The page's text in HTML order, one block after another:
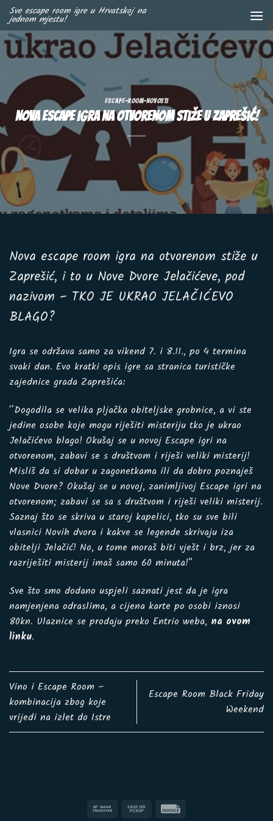
Skip
to
content
Sve escape room igre u Hrvatskoj na
jednom mjestu!
ESCAPE-ROOM-NOVOSTI
Nova Escape igra na otvorenom stiže u Zaprešić!
Nova escape room igra na otvorenom stiže u
Zaprešić, i to u Nove Dvore Jelačićeve, pod
nazivom – TKO JE UKRAO JELAČIĆEVO
BLAGO?
Igra se održava samo za vikend 7. i 8.11., po 4 termina
svaki dan. Evo kratki opis igre sa stranica turističke
zajednice grada Zaprešića:
“Dogodila se velika pljačka obiteljske grobnice, a vi ste
jedine osobe koje mogu riješiti misteriju tko je ukrao
Jelačićevo blago! Okušaj se u novoj Escape igri na
otvorenom, zabavi se s društvom i riješi veliki misterij!
Misliš da si dobar u zagonetkama ili da dobro poznaješ
Nove Dvore? Okušaj se u novoj, zanimljivoj Escape igri na
otvorenom; zabavi se sa s društvom i riješi veliki misterij.
Saznaj što se skriva u staroj kapelici, tko su sve bili
vlasnici Novih dvora i kakve se legende skrivaju iza
obitelji Jelačić! No, u tome moraš biti vješt i brz, jer za
razriješiti misterij imaš samo 60 minuta!”
Sve što smo dodano uspjeli saznati jest da je igra
namjenjena odraslima, a cijena karte po osobi iznosi
80kn. Ulaznice se prodaju preko Entrio weba, na ovom
linku.
Vino i Escape Room –
kombinacija zbog koje
vrijedi na izlet do Istre
Escape Room Black Friday
Weekend